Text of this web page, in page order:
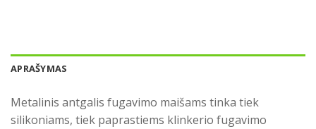
APRAŠYMAS
Metalinis antgalis fugavimo maišams tinka tiek
silikoniams, tiek paprastiems klinkerio fugavimo